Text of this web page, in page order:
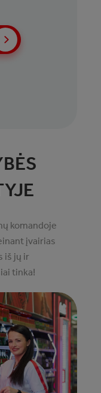
komandoje
įvairias
iš jų ir
tinka!